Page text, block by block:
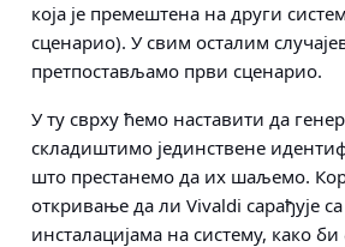
која је премештена на други
сценарио). У свим осталим
претпостављамо први сценарио.
У ту сврху ћемо наставити да
складиштимо јединствене
што престанемо да их шаљемо.
откривање да ли Vivaldi сарађује
инсталацијама на систему, како